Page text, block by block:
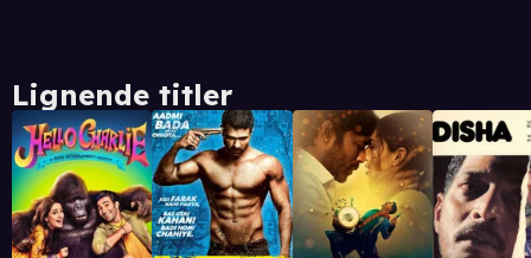
Lignende titler